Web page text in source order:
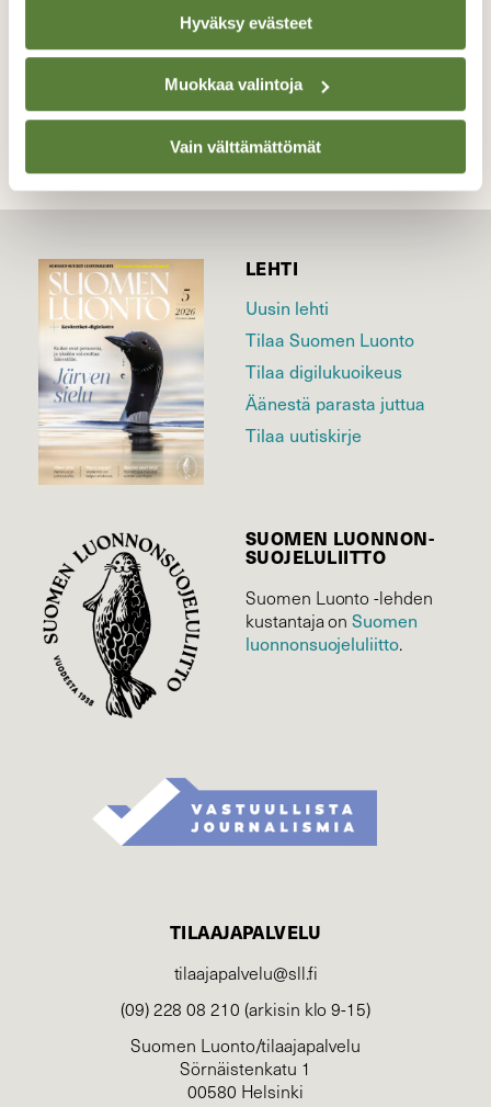
Hyväksy evästeet
Muokkaa valintoja
Vain välttämättömät
TAKAISIN LISTAAN
LEHTI
Uusin lehti
Tilaa Suomen Luonto
Tilaa digilukuoikeus
Äänestä parasta juttua
Tilaa uutiskirje
SUOMEN LUONNON­
SUOJELU­LIITTO
Suomen Luonto -lehden
kustantaja onSuomen
luonnonsuojelu­liitto.
TILAAJAPALVELU
tilaajapalvelu@sll.fi
(09) 228 08 210 (arkisin klo 9-15)
Suomen Luonto/tilaajapalvelu
Sörnäistenkatu 1
00580 Helsinki